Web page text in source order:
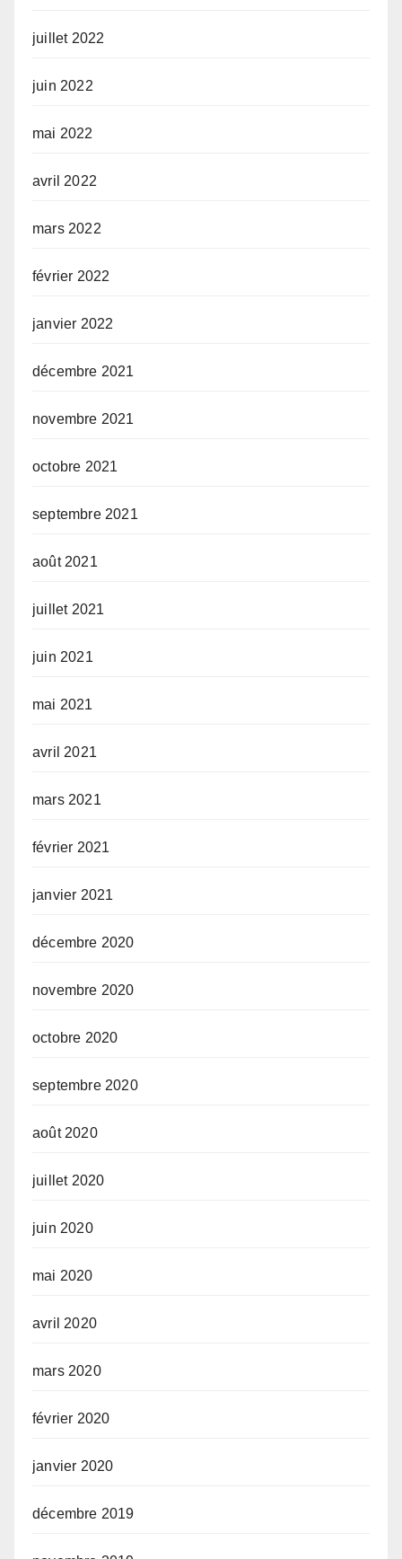
juillet 2022
juin 2022
mai 2022
avril 2022
mars 2022
février 2022
janvier 2022
décembre 2021
novembre 2021
octobre 2021
septembre 2021
août 2021
juillet 2021
juin 2021
mai 2021
avril 2021
mars 2021
février 2021
janvier 2021
décembre 2020
novembre 2020
octobre 2020
septembre 2020
août 2020
juillet 2020
juin 2020
mai 2020
avril 2020
mars 2020
février 2020
janvier 2020
décembre 2019